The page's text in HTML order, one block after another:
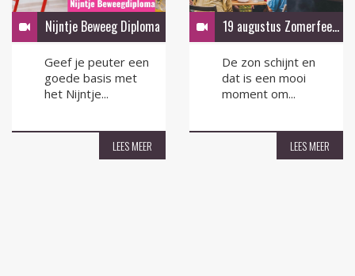
Nijntje Beweeg Diploma
Geef je peuter een
goede basis met
het Nijntje...
LEES MEER
19 augustus Zomerfeest in de tuin
De zon schijnt en
dat is een mooi
moment om...
LEES MEER